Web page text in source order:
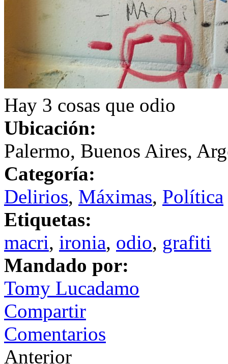
Hay 3 cosas que odio
Ubicación:
Palermo, Buenos Aires,
Categoría:
Delirios, Máximas, Política
Etiquetas:
macri, ironia, odio, grafiti
Mandado por:
Tomy Lucadamo
Compartir
Comentarios
Anterior